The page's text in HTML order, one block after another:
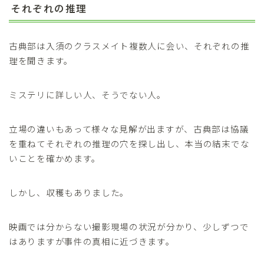
それぞれの推理
古典部は入須のクラスメイト複数人に会い、それぞれの推
理を聞きます。
ミステリに詳しい人、そうでない人。
立場の違いもあって様々な見解が出ますが、古典部は協議
を重ねてそれぞれの推理の穴を探し出し、本当の結末でな
いことを確かめます。
しかし、収穫もありました。
映画では分からない撮影現場の状況が分かり、少しずつで
はありますが事件の真相に近づきます。